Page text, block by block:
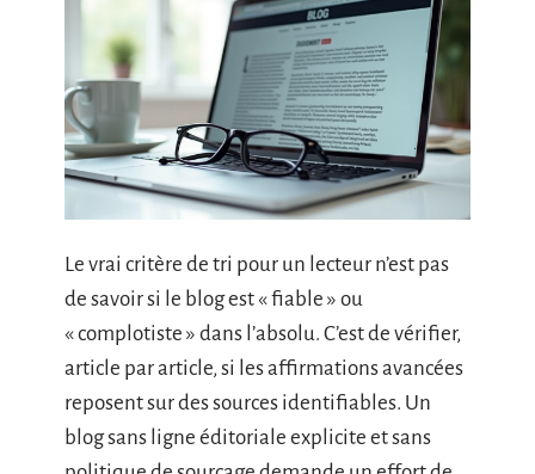
Le vrai critère de tri pour un lecteur n’est pas
de savoir si le blog est « fiable » ou
« complotiste » dans l’absolu. C’est de vérifier,
article par article, si les affirmations avancées
reposent sur des sources identifiables. Un
blog sans ligne éditoriale explicite et sans